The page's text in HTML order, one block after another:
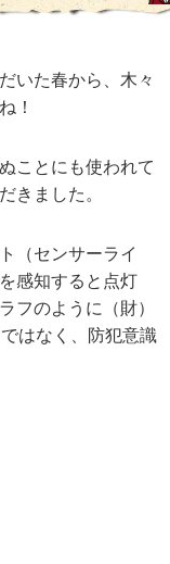
いた春から、木々
！
ことにも使われて
きました。
（センサーライ
感知すると点灯
フのように（財）
はなく、防犯意識